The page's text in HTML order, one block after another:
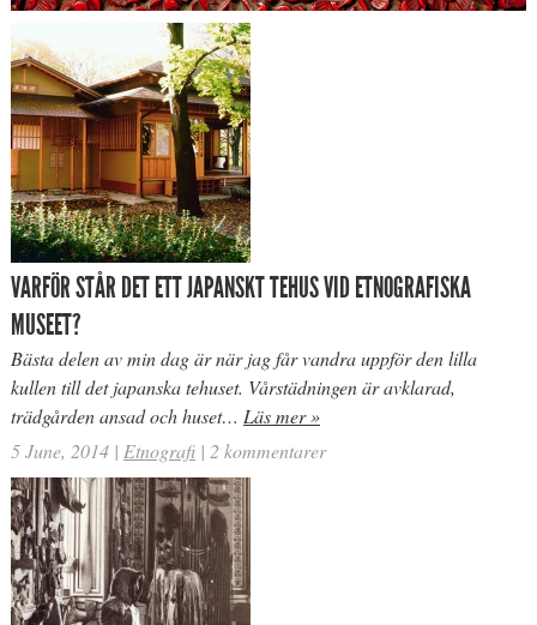
VARFÖR STÅR DET ETT JAPANSKT TEHUS VID ETNOGRAFISKA
MUSEET?
Bästa delen av min dag är när jag får vandra uppför den lilla
kullen till det japanska tehuset. Vårstädningen är avklarad,
trädgården ansad och huset… Läs mer »
5 June, 2014 | Etnografi | 2 kommentarer